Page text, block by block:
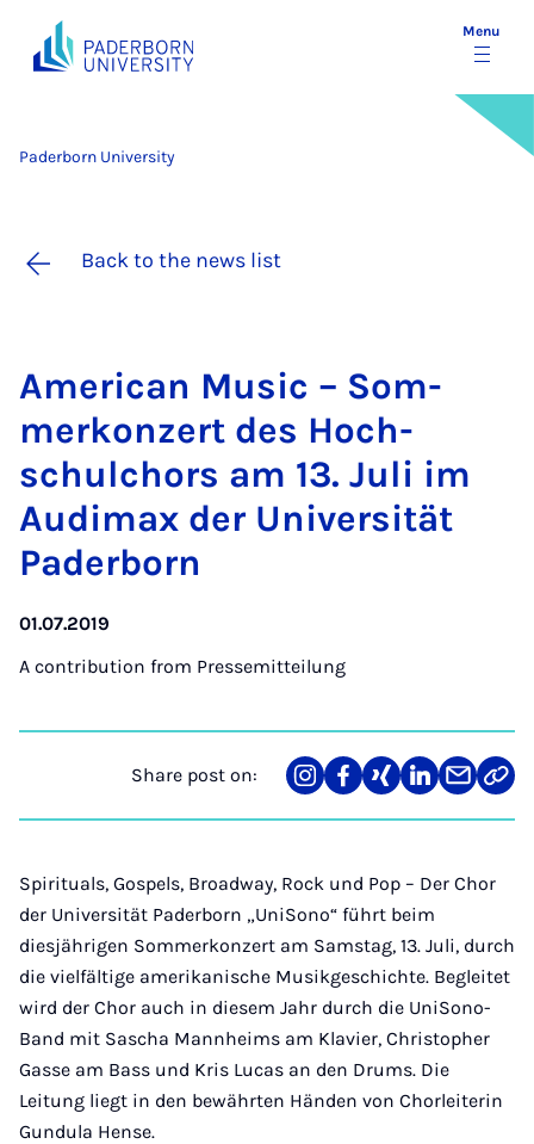
Menu
Paderborn University
Back to the news list
Amer­ic­an Mu­sic – Som­
merkonzert des Hoch­
schulchors am 13. Ju­li im
Audimax der Uni­versität
Pader­born
01.07.2019
A contribution from Pressemitteilung
Share post on:
Share
on
Teilen
auf
Teilen
auf
Teilen
auf
Teilen
über
Mail
Link
Spirituals, Gospels, Broadway, Rock und Pop – Der Chor
der Universität Paderborn „UniSono“ führt beim
diesjährigen Sommerkonzert am Samstag, 13. Juli, durch
die vielfältige amerikanische Musikgeschichte. Begleitet
wird der Chor auch in diesem Jahr durch die UniSono-
Band mit Sascha Mannheims am Klavier, Christopher
Gasse am Bass und Kris Lucas an den Drums. Die
Leitung liegt in den bewährten Händen von Chorleiterin
Gundula Hense.